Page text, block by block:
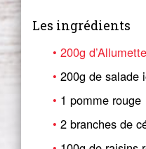
Les ingrédients
200g
200g de salade
1 pomme rouge
2 branches de